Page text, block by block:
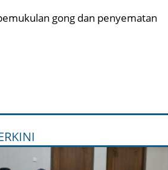
gong dan penyematan